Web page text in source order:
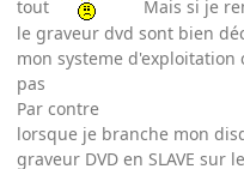
tout
Mais si je
le graveur dvd sont bien
mon systeme
pas
Par contre
lorsque je branche mon
graveur DVD en SLAVE sur